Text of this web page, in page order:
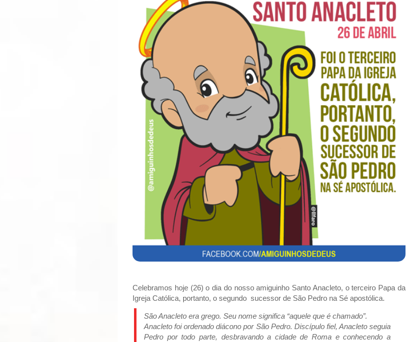
Celebramos hoje (26) o dia do nosso amiguinho Santo Anacleto, o terceiro Papa da
Igreja Católica, portanto, o segundo sucessor de São Pedro na Sé apostólica.
São Anacleto era grego. Seu nome significa “aquele que é chamado”.
Anacleto foi ordenado diácono por São Pedro. Discípulo fiel, Anacleto seguia
Pedro por todo parte, desbravando a cidade de Roma e conhecendo a